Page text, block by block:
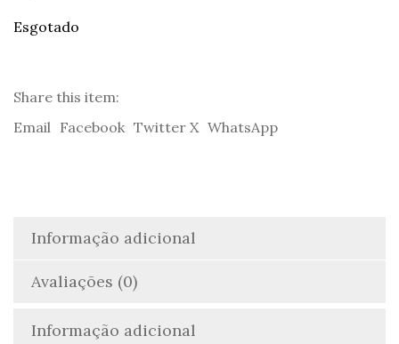
Esgotado
Share this item:
Email Facebook Twitter X WhatsApp
Informação adicional
Avaliações (0)
Informação adicional